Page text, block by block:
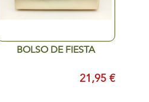
BOLSO DE FIESTA
21,95 €